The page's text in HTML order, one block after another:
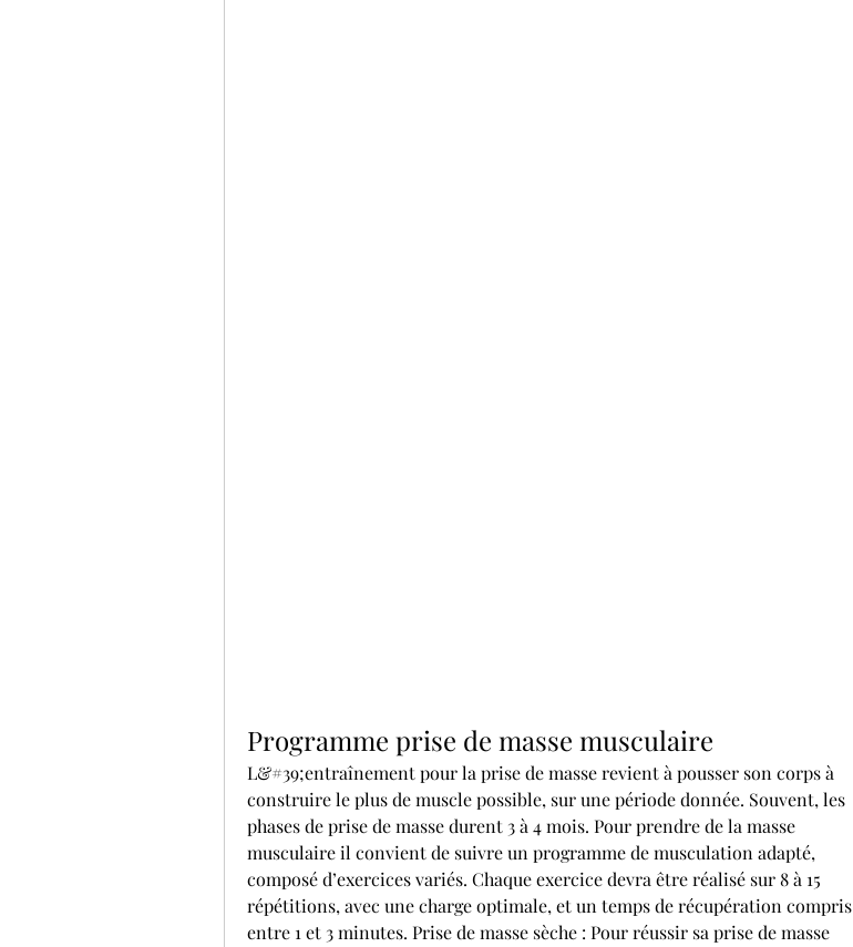
Programme prise de masse musculaire
L&#39;entraînement pour la prise de masse revient à pousser son corps à
construire le plus de muscle possible, sur une période donnée. Souvent, les
phases de prise de masse durent 3 à 4 mois. Pour prendre de la masse
musculaire il convient de suivre un programme de musculation adapté,
composé d’exercices variés. Chaque exercice devra être réalisé sur 8 à 15
répétitions, avec une charge optimale, et un temps de récupération compris
entre 1 et 3 minutes. Prise de masse sèche : Pour réussir sa prise de masse